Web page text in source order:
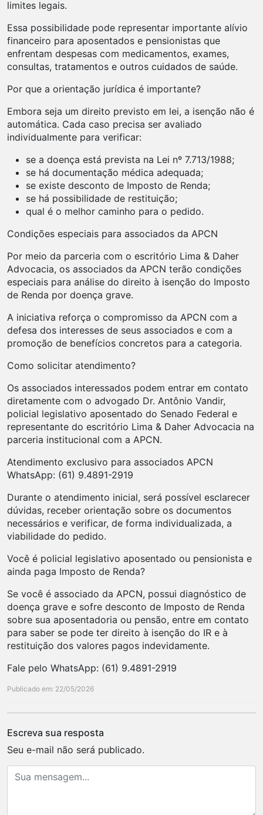
limites legais.
Essa possibilidade pode representar importante alívio
financeiro para aposentados e pensionistas que
enfrentam despesas com medicamentos, exames,
consultas, tratamentos e outros cuidados de saúde.
Por que a orientação jurídica é importante?
Embora seja um direito previsto em lei, a isenção não é
automática. Cada caso precisa ser avaliado
individualmente para verificar:
se a doença está prevista na Lei nº 7.713/1988;
se há documentação médica adequada;
se existe desconto de Imposto de Renda;
se há possibilidade de restituição;
qual é o melhor caminho para o pedido.
Condições especiais para associados da APCN
Por meio da parceria com o escritório Lima & Daher
Advocacia, os associados da APCN terão condições
especiais para análise do direito à isenção do Imposto
de Renda por doença grave.
A iniciativa reforça o compromisso da APCN com a
defesa dos interesses de seus associados e com a
promoção de benefícios concretos para a categoria.
Como solicitar atendimento?
Os associados interessados podem entrar em contato
diretamente com o advogado Dr. Antônio Vandir,
policial legislativo aposentado do Senado Federal e
representante do escritório Lima & Daher Advocacia na
parceria institucional com a APCN.
Atendimento exclusivo para associados APCN
WhatsApp: (61) 9.4891-2919
Durante o atendimento inicial, será possível esclarecer
dúvidas, receber orientação sobre os documentos
necessários e verificar, de forma individualizada, a
viabilidade do pedido.
Você é policial legislativo aposentado ou pensionista e
ainda paga Imposto de Renda?
Se você é associado da APCN, possui diagnóstico de
doença grave e sofre desconto de Imposto de Renda
sobre sua aposentadoria ou pensão, entre em contato
para saber se pode ter direito à isenção do IR e à
restituição dos valores pagos indevidamente.
Fale pelo WhatsApp: (61) 9.4891-2919
Publicado em: 22/05/2026
Escreva sua resposta
Seu e-mail não será publicado.